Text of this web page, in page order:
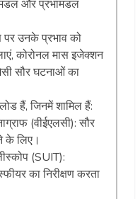
और प्रभामंडल
पर उनके प्रभाव को
कोरोनल मास इजेक्शन
सौर घटनाओं का
हैं, जिनमें शामिल हैं:
(वीईएलसी): सौर
के लिए।
(SUIT):
का निरीक्षण करता